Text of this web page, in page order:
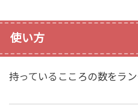
使い方
持っているこころの数をラ